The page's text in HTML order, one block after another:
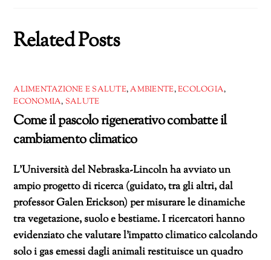
Related Posts
ALIMENTAZIONE E SALUTE,AMBIENTE,ECOLOGIA,
ECONOMIA, SALUTE
Come il pascolo rigenerativo combatte il
cambiamento climatico
L’Università del Nebraska-Lincoln ha avviato un
ampio progetto di ricerca (guidato, tra gli altri, dal
professor Galen Erickson) per misurare le dinamiche
tra vegetazione, suolo e bestiame. I ricercatori hanno
evidenziato che valutare l’impatto climatico calcolando
solo i gas emessi dagli animali restituisce un quadro